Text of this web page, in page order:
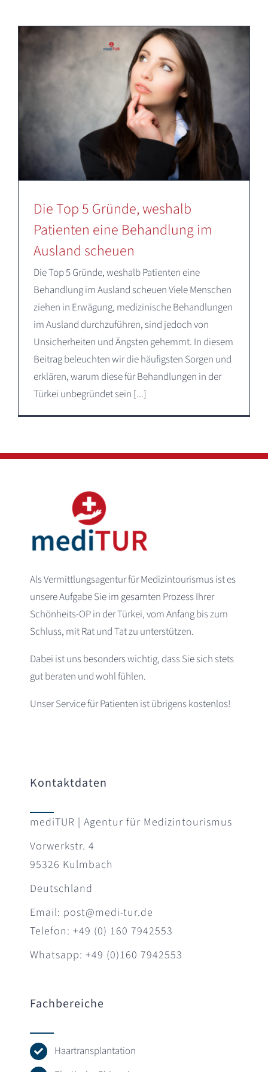
Die Top 5 Gründe, weshalb
Patienten eine Behandlung im
Ausland scheuen
Die Top 5 Gründe, weshalb Patienten eine
Behandlung im Ausland scheuen Viele Menschen
ziehen in Erwägung, medizinische Behandlungen
im Ausland durchzuführen, sind jedoch von
Unsicherheiten und Ängsten gehemmt. In diesem
Beitrag beleuchten wir die häufigsten Sorgen und
erklären, warum diese für Behandlungen in der
Türkei unbegründet sein [...]
Als Vermittlungsagentur für Medizintourismus ist es
unsere Aufgabe Sie im gesamten Prozess Ihrer
Schönheits-OP in der Türkei, vom Anfang bis zum
Schluss, mit Rat und Tat zu unterstützen.
Dabei ist uns besonders wichtig, dass Sie sich stets
gut beraten und wohl fühlen.
Unser Service für Patienten ist übrigens kostenlos!
Kontaktdaten
mediTUR | Agentur für Medizintourismus
Vorwerkstr. 4
95326 Kulmbach
Deutschland
Email: post@medi-tur.de
Telefon: +49 (0) 160 7942553
Whatsapp: +49 (0)160 7942553
Fachbereiche
Haartransplantation